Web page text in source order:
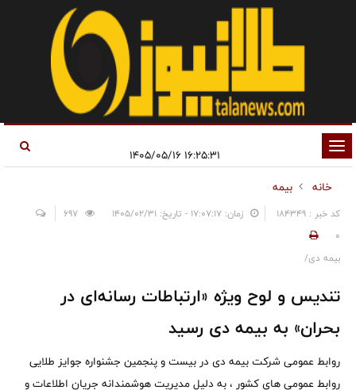
تغییر
وضعیت
ناوبری
خانه
بیمه
کد خبر : 184349 زمان: ۱۷:۰۷:۱۷ - تاریخ: ۱۴۰۵/۰۲/۳۱
0
بیمه دی/
تندیس و لوح ویژه «ارتباطات رسانه‌ای در
بحران» به بیمه دی رسید
روابط عمومی شرکت بیمه دی در بیست و پنجمین جشنواره جوایز طلایی
روابط عمومی های کشور ، به دلیل مدیریت هوشمندانه جریان اطلاعات و